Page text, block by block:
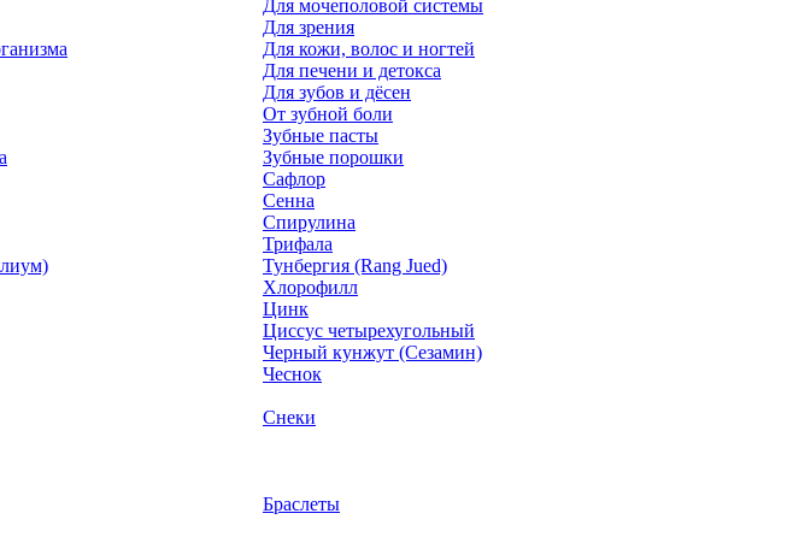
Для мочеполовой системы
Для зрения
Для кожи, волос и ногтей
Для печени и детокса
Для зубов и дёсен
От зубной боли
Зубные пасты
Зубные порошки
Сафлор
Сенна
Спирулина
Трифала
Тунбергия (Rang Jued)
Хлорофилл
Цинк
Циссус четырехугольный
Черный кунжут (Сезамин)
Чеснок
Снеки
Браслеты